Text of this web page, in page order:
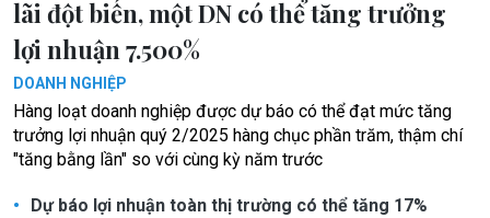
lãi đột biến, một DN có thể tăng trưởng
lợi nhuận 7.500%
DOANH NGHIỆP
Hàng loạt doanh nghiệp được dự báo có thể đạt mức tăng
trưởng lợi nhuận quý 2/2025 hàng chục phần trăm, thậm chí
"tăng bằng lần" so với cùng kỳ năm trước
Dự báo lợi nhuận toàn thị trường có thể tăng 17%